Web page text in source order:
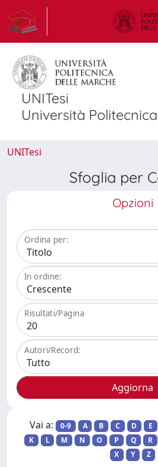
UNITesi
Università
UNITesi
Sfoglia per
Opzioni
Ordina per:
In ordine:
Risultati/Pagina
Autori/Record:
Vai a: 0-9 A B C D E
K
L M N O P Q R
X
Y Z